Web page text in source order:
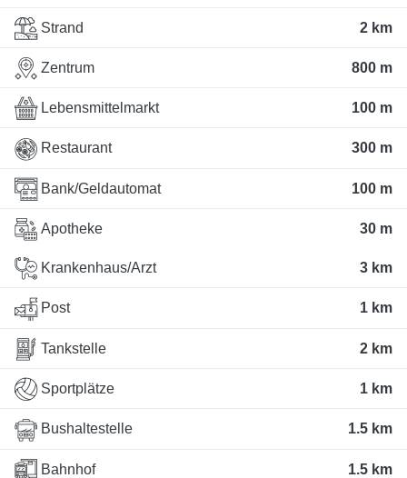
Strand 2 km
Zentrum 800 m
Lebensmittelmarkt 100 m
Restaurant 300 m
Bank/Geldautomat 100 m
Apotheke 30 m
Krankenhaus/Arzt 3 km
Post 1 km
Tankstelle 2 km
Sportplätze 1 km
Bushaltestelle 1.5 km
Bahnhof 1.5 km